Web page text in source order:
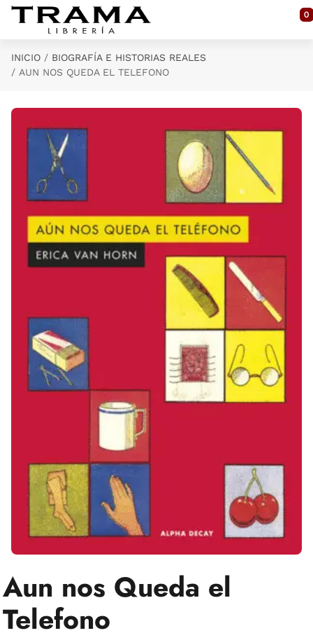
Saltar al contenido principal
0
INICIO
BIOGRAFÍA E HISTORIAS REALES
AUN NOS QUEDA EL TELEFONO
Aun nos Queda el
Telefono